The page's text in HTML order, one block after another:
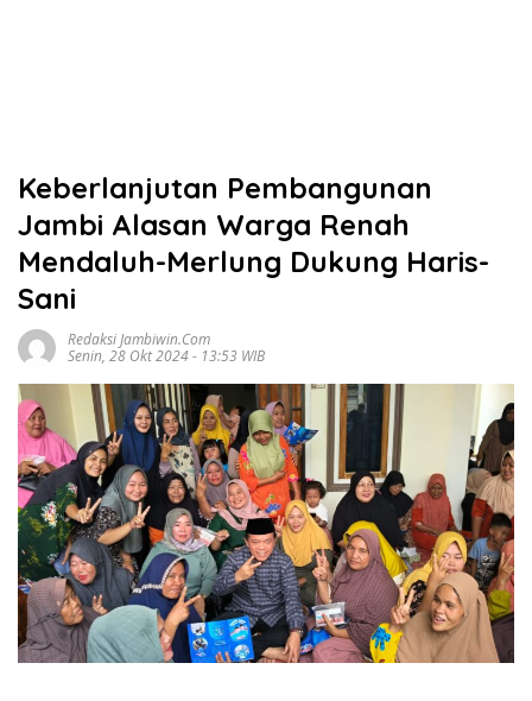
Keberlanjutan Pembangunan
Jambi Alasan Warga Renah
Mendaluh-Merlung Dukung Haris-
Sani
Redaksi Jambiwin.com
Senin, 28 Okt 2024 - 13:53 WIB